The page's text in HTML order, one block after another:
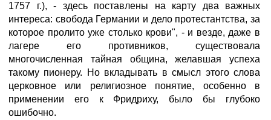
1757 г.), - здесь поставлены на карту два важных
интереса: свобода Германии и дело протестантства, за
которое пролито уже столько крови", - и везде, даже в
лагере его противников, существовала
многочисленная тайная община, желавшая успеха
такому пионеру. Но вкладывать в смысл этого слова
церковное или религиозное понятие, особенно в
применении его к Фридриху, было бы глубоко
ошибочно.